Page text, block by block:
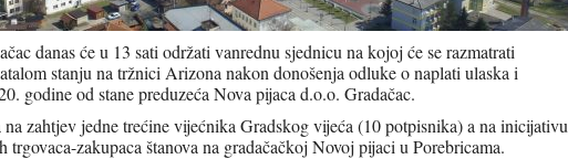
danas će u 13 sati održati vanrednu sjednicu na kojoj će se razmatrati
stanju na tržnici Arizona nakon donošenja odluke o naplati ulaska i
godine od stane preduzeća Nova pijaca d.o.o. Gradačac.
na zahtjev jedne trećine vijećnika Gradskog vijeća (10 potpisnika) a na inicijativu
trgovaca-zakupaca štanova na gradačačkoj Novoj pijaci u Porebricama.